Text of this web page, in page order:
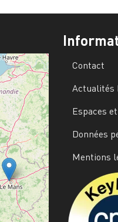
Contact
Actualités
Espaces
Données
Mentions